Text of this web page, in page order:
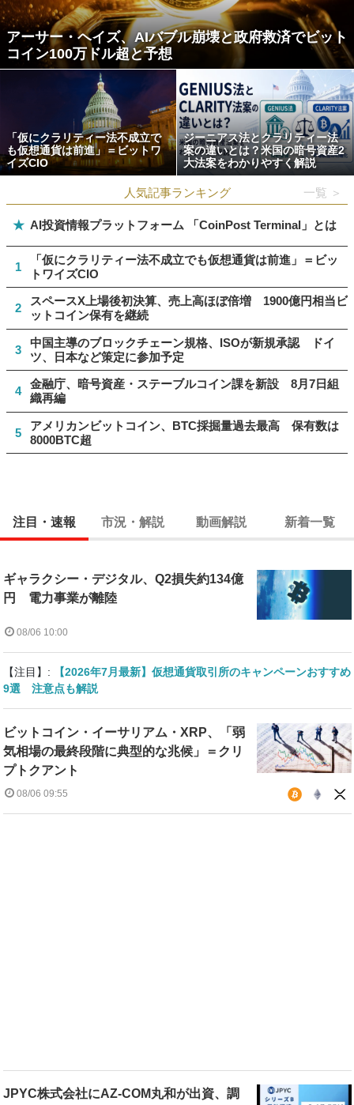
アーサー・ヘイズ、AIバブル崩壊と政府救済でビット
コイン100万ドル超と予想
「仮にクラリティー法不成立で
も仮想通貨は前進」＝ビットワ
イズCIO
ジーニアス法とクラリティー法
案の違いとは？米国の暗号資産2
大法案をわかりやすく解説
人気記事ランキング 一覧 ＞
★ AI投資情報プラットフォーム 「CoinPost Terminal」とは
1
「仮にクラリティー法不成立でも仮想通貨は前進」＝ビッ
トワイズCIO
2
スペースX上場後初決算、売上高ほぼ倍増 1900億円相当ビ
ットコイン保有を継続
3
中国主導のブロックチェーン規格、ISOが新規承認 ドイ
ツ、日本など策定に参加予定
4
金融庁、暗号資産・ステーブルコイン課を新設 8月7日組
織再編
5
アメリカンビットコイン、BTC採掘量過去最高 保有数は
8000BTC超
注目・速報 市況・解説 動画解説 新着一覧
ギャラクシー・デジタル、Q2損失約134億
円 電力事業が離陸
08/06 10:00
【注目】:
【2026年7月最新】仮想通貨取引所のキャンペーンおすすめ
9選 注意点も解説
ビットコイン・イーサリアム・XRP、「弱
気相場の最終段階に典型的な兆候」＝クリ
プトクアント
08/06 09:55
JPYC株式会社にAZ-COM丸和が出資、調